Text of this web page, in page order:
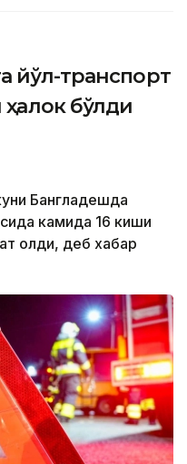
йўл-транспорт
бўлди
Бангладешда
камида 16 киши
олди, деб хабар